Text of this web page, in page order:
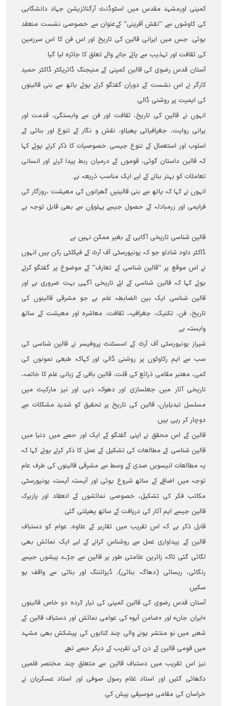
کمپنی اورمشہد مقدس میں اسٹوڈنٹ آرگنائزیشن جہاد دانشگاہی
کی کاوشوں سے ’’نقش آفرینی‘‘ کےعنوان سے خصوصی نشست منعقد
ہوئی۔ جس میں ایرانی قالین کی تاریخ اور اس فن کا اس سرزمین
کی ثقافت اور تہذیب سے پائے جانے والے تعلق کا جائزہ لیا گیا۔
آستان قدس رضوی کی قالین کمپنی کے منیجنگ ڈائریکٹر ڈاکٹر حمید
کارگر نے اس نشست کے دوران گفتگو کرتے ہوئے ہاتھ سے بنی قالینوں
کی اہمیت پر روشنی ڈالی۔
انہوں نے قالین کی تاریخ، ثقافت اور فن سے وابستگی، قدمت اور
پرانی روایت، جغرافیائی پھیلاو، نقش و نگار کے تنوع اور بنائی کے
اسلوب اور استعمال کے تنوع جیسی خصوصیات کا ذکر کرتے ہوئے کہا
کہ قالین داستان گوئی، قوموں کے درمیان ربط پیدا کرنے اور انسانی
تعاملات کو بہتر بنانے کے لیے ایک مناسب ذریعہ ہے۔
انہوں نے کہا کہ ہاتھ سے بنی قالینیں گھرانوں کی معیشت ،روزگار کی
فراہمی اور زرمبادلہ کے حصول جیسے پہلوؤں سے بھی قابل توجہ ہے
۔
قالین شناسی تاریخی آگاہی کے بغیر ممکن نہیں ہے
ڈاکٹر داود شادلو جو کہ یونیورسٹی آف آرٹ کے فیکلٹی رکن ہیں انہوں
نے اس موقع پر ’’قالین شناسی کے تعارف‘‘ کے موضوع پر گفتگو کرتے
ہوئے کہا کہ قالین شناسی کے لئے تاریخی آگہی بہت ضروری ہے اور
قالین شناسی ایک بین الضابطہ علم ہے جو مشرقی قالینوں کی
تاریخ، فن، تکنیک، جغرافیہ، ثقافت، معاشرہ اور معیشت کے ساتھ
وابستہ ہے۔
شیراز یونیورسٹی آف آرٹ کے اسسٹنٹ پروفیسر نے قالین شناسی کی
سب سے اہم رکاوٹوں پر روشنی ڈالی اور کہاکہ طبعی نمونوں کی
کمی، معتبر مقامی ذرائع کی قلت، قالین بافی کے زبانی علم کا خاتمہ،
تاریخی آثار میں جعلسازی اور دھوکہ دہی اور نیز مارکیٹ میں
مسلسل تبدیلیاں، قالین کی تاریخ پر تحقیق کو شدید مشکلات سے
دوچار کر رہی ہیں۔
قالین کے اس محقق نے اپنی گفتگو کے ایک اور حصے میں دنیا میں
قالین شناسی کے مطالعات کی تشکیل کے عمل کا ذکر کرتے ہوئے کہا کہ
یہ مطالعات انیسویں صدی کے وسط سے مشرقی قالینوں کی طرف عام
توجہ میں اضافے کے ساتھ شروع ہوئی اور آہستہ آہستہ یونیورسٹی
مکاتب فکر کی تشکیل، خصوصی نمائشوں کے انعقاد اور پازیرک
قالین جیسے اہم آثار کی دریافت کے ساتھ پھیلتی گئی۔
قابل ذکر ہے کہ اس تقریب میں تقاریر کے علاوہ، عوام کو دستباف
قالین کے پیداواری عمل سے روشناس کرانے کے لیے ایک نمائش بھی
لگائی گئی تاکہ زائرین علامتی طور پر قالین سے جڑے پیشوں جیسے
رنگائی، ریسائی (دھاگہ بنائی)، ڈیزائننگ اور بنائی سے واقف ہو
سکیں۔
آستان قدس رضوی کی قالین کمپنی کی تیار کردہ دو خاص قالینوں
«ایران جان» اور «ضامن آہو» کی عوامی نمائش اور دستباف قالین کے
شعبے میں نو منتشر ہونے والی چند کتابوں کی پیشکش بھی مشہد
میں قومی قالین کے دن کی تقریب کے دیگر حصے تھے۔
نیز اس تقریب میں دستباف قالین سے متعلق چند مختصر فلمیں
دکھائی گئیں اور استاد غلام رسول صوفی اور استاد عسکریان نے
خراسان کی مقامی موسیقی پیش کی۔